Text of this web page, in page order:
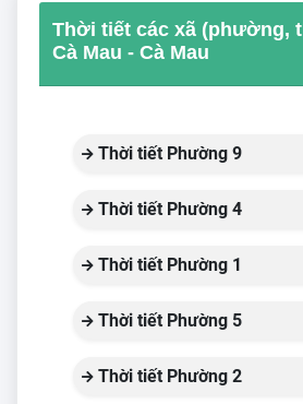
Thời tiết các xã (phường,
Cà Mau - Cà Mau
Thời tiết Phường 9
Thời tiết Phường 4
Thời tiết Phường 1
Thời tiết Phường 5
Thời tiết Phường 2